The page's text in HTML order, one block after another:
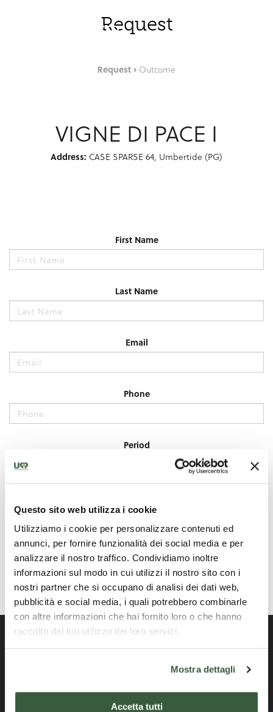
Questo sito web utilizza i cookie
Utilizziamo i cookie per personalizzare contenuti ed
annunci, per fornire funzionalità dei social media e per
analizzare il nostro traffico. Condividiamo inoltre
informazioni sul modo in cui utilizzi il nostro sito con i
nostri partner che si occupano di analisi dei dati web,
pubblicità e social media, i quali potrebbero combinarle
con altre informazioni che hai fornito loro o che hanno
raccolto dal tuo utilizzo dei loro servizi.
Mostra dettagli
Accetta tutti
Official Portal of the Umbria Region